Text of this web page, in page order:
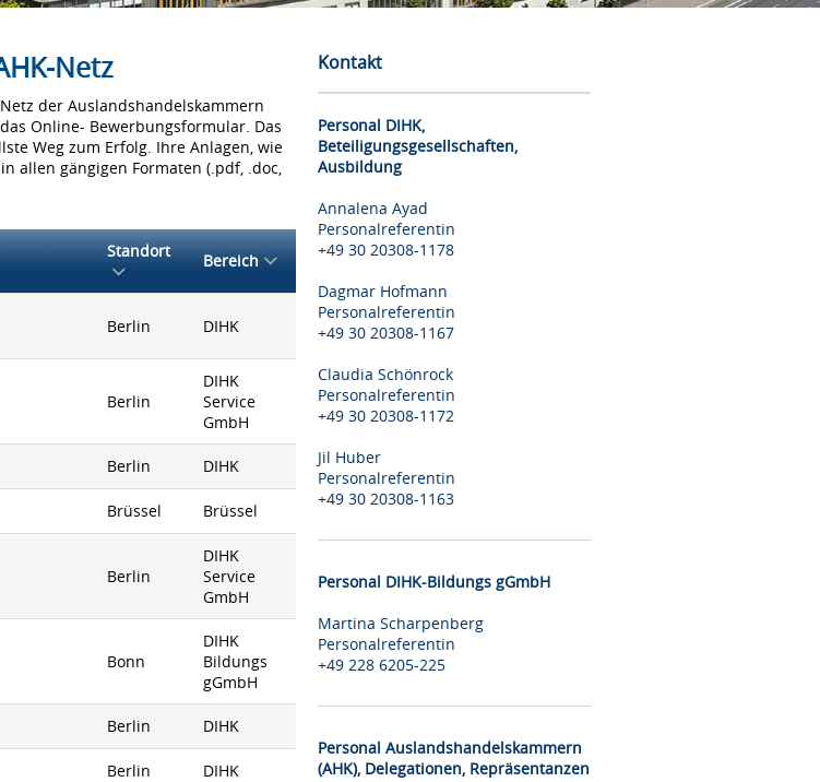
Netz
der Auslandshandelskammern
Online- Bewerbungsformular. Das
Weg zum Erfolg. Ihre Anlagen, wie
allen gängigen Formaten (.pdf, .doc,
Standort Bereich
Berlin DIHK
Berlin
DIHK
Service
GmbH
Berlin DIHK
Brüssel Brüssel
Berlin
DIHK
Service
GmbH
Bonn
DIHK
Bildungs
gGmbH
Berlin DIHK
Berlin DIHK
Kontakt
Personal DIHK,
Beteiligungsgesellschaften,
Ausbildung
Annalena Ayad
Personalreferentin
+49 30 20308-1178
Dagmar Hofmann
Personalreferentin
+49 30 20308-1167
Claudia Schönrock
Personalreferentin
+49 30 20308-1172
Jil Huber
Personalreferentin
+49 30 20308-1163
Personal DIHK-Bildungs gGmbH
Martina Scharpenberg
Personalreferentin
+49 228 6205-225
Personal Auslandshandelskammern
(AHK), Delegationen, Repräsentanzen